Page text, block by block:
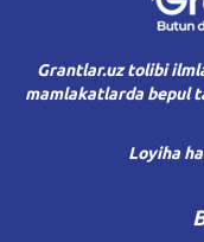
Grantlar.uz tolibi
mamlakatlarda bepul
Loyiha